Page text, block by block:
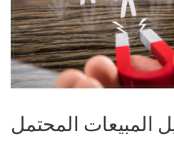
المبيعات المحتمل